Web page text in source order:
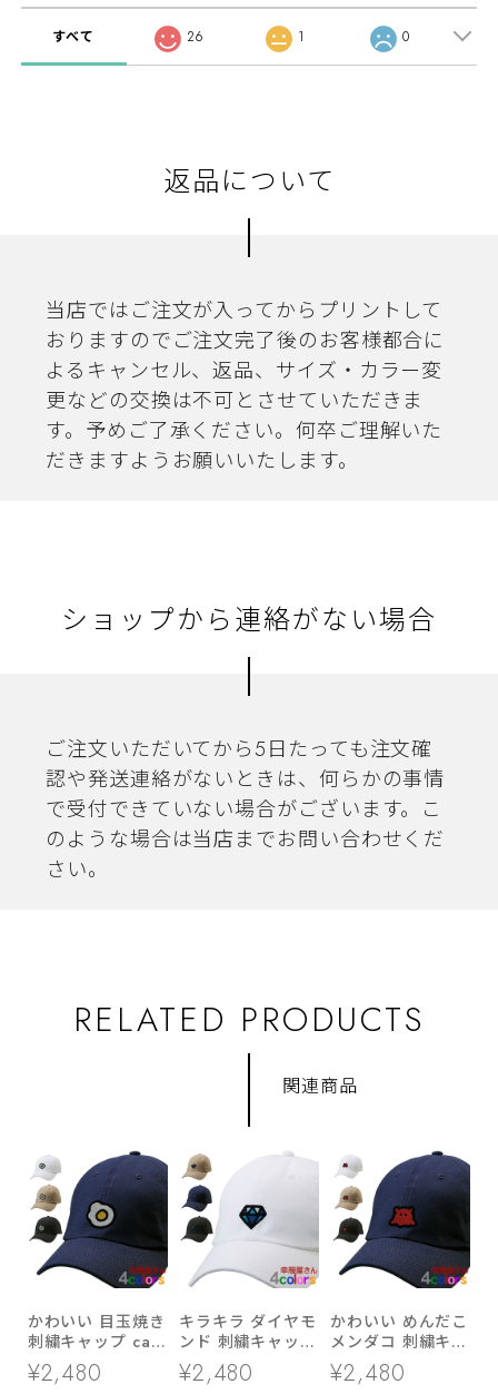
すべて 26 1 0
返品について
当店ではご注文が入ってからプリントして
おりますのでご注文完了後のお客様都合に
よるキャンセル、返品、サイズ・カラー変
更などの交換は不可とさせていただきま
す。予めご了承ください。何卒ご理解いた
だきますようお願いいたします。
ショップから連絡がない場合
ご注文いただいてから5日たっても注文確
認や発送連絡がないときは、何らかの事情
で受付できていない場合がございます。こ
のような場合は当店までお問い合わせくだ
さい。
RELATED PRODUCTS
関連商品
かわいい 目玉焼き
刺繍キャップ cap-
a_ss011 帽子 コッ
トン ツイル ロー
¥2,480
キラキラ ダイヤモ
ンド 刺繍キャップ
cap-a_ss014 帽子
コットン ツイル
¥2,480
かわいい めんだこ
メンダコ 刺繍キャ
ップ cap-a_ss016
帽子 ファッション
¥2,480